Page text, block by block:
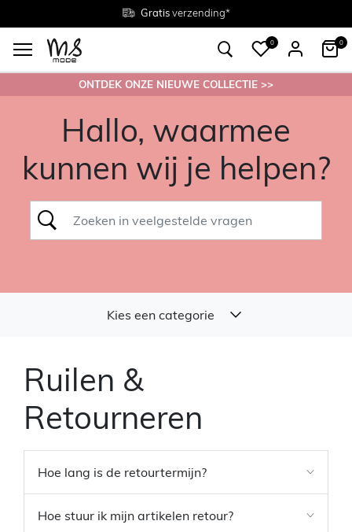
Gratisverzending*
Maten38 - 54
Gratisretourneren in de winkel
0 0
ONTDEK ONZE NIEUWE COLLECTIE >>
Hallo, waarmee
kunnen wij je helpen?
Kies een categorie
Ruilen &
Retourneren
Hoe lang is de retourtermijn?
Hoe stuur ik mijn artikelen retour?